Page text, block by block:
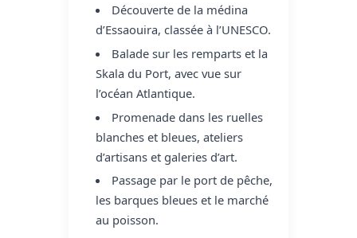
Découverte de la médina
d’Essaouira, classée à l’UNESCO.
Balade sur les remparts et la
Skala du Port, avec vue sur
l’océan Atlantique.
Promenade dans les ruelles
blanches et bleues, ateliers
d’artisans et galeries d’art.
Passage par le port de pêche,
les barques bleues et le marché
au poisson.